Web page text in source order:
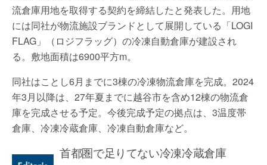
流倉庫用地を取得する契約を締結したと発表した。用地
には同社が物流施設ブランドとして展開している「LOGI
FLAG」（ロジフラッグ）の冷凍自動倉庫が建設され
る。敷地面積は6900平方m。
同社はことし6月までに3棟の冷凍物流倉庫を完成。2024
年3月以降は、27年夏までに越谷市を含め12棟の物流倉
庫を完成させる予定。今後完成予定の拠点は、3温度帯
倉庫、冷凍冷蔵倉庫、冷凍自動倉庫など。
首都圏で足りてない冷凍冷蔵倉庫